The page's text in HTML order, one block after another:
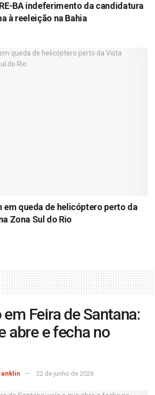
BA indeferimento da candidatura
à reeleição na Bahia
em queda de helicóptero perto da
Zona Sul do Rio
Feira de Santana:
abre e fecha no
22 de junho de 2026